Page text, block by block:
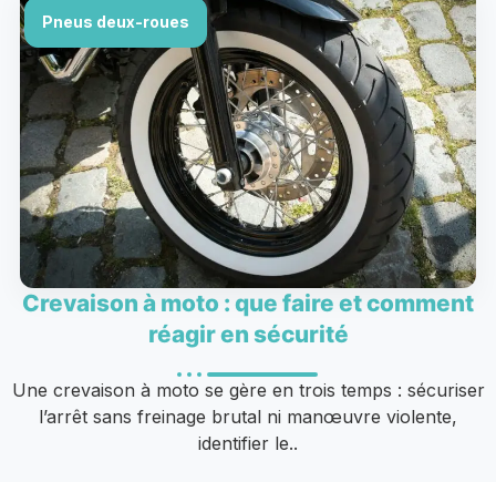
Pneus deux-roues
Crevaison à moto : que faire et comment
réagir en sécurité
Une crevaison à moto se gère en trois temps : sécuriser
l’arrêt sans freinage brutal ni manœuvre violente,
identifier le..